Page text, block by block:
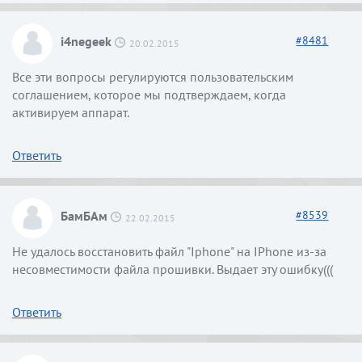
i4negeek 20.02.2015 #8481
Все эти вопросы регулируются пользовательским
соглашением, которое мы подтверждаем, когда
активируем аппарат.
Ответить
БамБАм 22.02.2015 #8539
Не удалось восстановить файл "Iphone" на IPhone из-за
несовместимости файла прошивки. Выдает эту ошибку(((
Ответить